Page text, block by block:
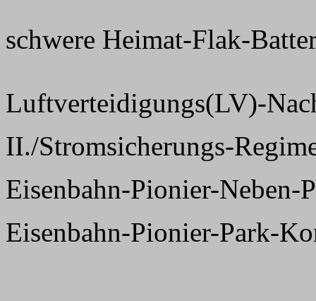
schwere Heimat-Flak-
Luftverteidigungs(LV)-
II./Stromsicherungs-
Eisenbahn-Pionier-Neben-
Eisenbahn-Pionier-Park-